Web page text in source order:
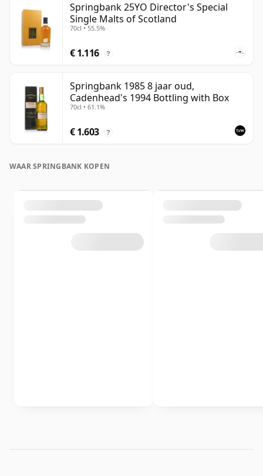
Springbank 25YO Director's Special
Single Malts of Scotland
70cl • 55.5%
€ 1.116 ?
Springbank 1985 8 jaar oud,
Cadenhead's 1994 Bottling with Box
70cl • 61.1%
€ 1.603 ?
WAAR SPRINGBANK KOPEN